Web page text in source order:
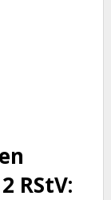
RStV: